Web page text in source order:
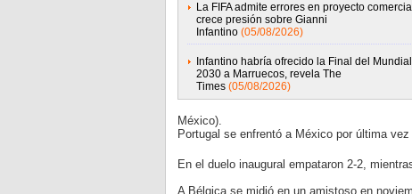
La FIFA admite errores en proyecto
crece presión sobre Gianni
Infantino (05/08/2026)
Infantino habría ofrecido la Final del Mundial
2030 a Marruecos, revela The
Times (05/08/2026)
México).
Portugal se enfrentó a México por última
En el duelo inaugural empataron 2-2,
A Bélgica se midió en un amistoso en